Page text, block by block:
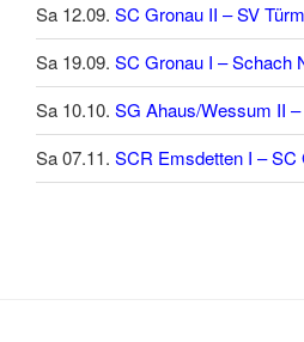
Sa 12.09. SC Gronau II – SV
Sa 19.09. SC Gronau I – Schach
Sa 10.10. SG Ahaus/Wessum II
Sa 07.11. SCR Emsdetten I – SC